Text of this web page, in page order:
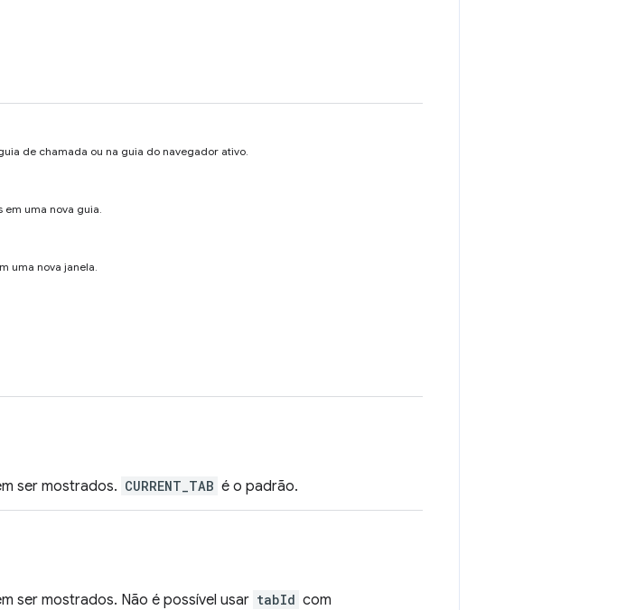
de chamada ou na guia do navegador ativo.
em uma nova guia.
uma nova janela.
ser mostrados. CURRENT_TAB é o padrão.
ser mostrados. Não é possível usar tabId com